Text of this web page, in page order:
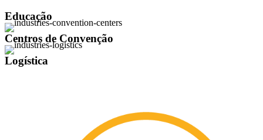
Educação
Centros de Convenção
Logística